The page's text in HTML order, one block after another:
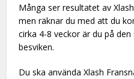
Många ser resultatet av
men räknar du med att du
cirka 4-8 veckor är du på
besviken.
Du ska använda Xlash